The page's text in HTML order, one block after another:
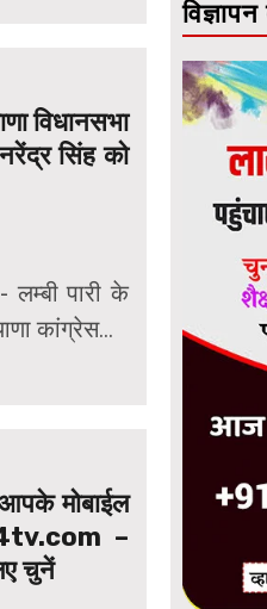
विधानसभा
सिंह को
पारी के
कांग्रेस...
मोबाईल
–
चुनें